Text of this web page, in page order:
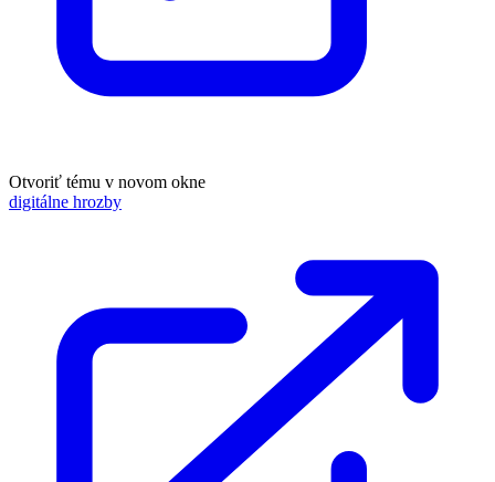
Otvoriť tému v novom okne
digitálne hrozby